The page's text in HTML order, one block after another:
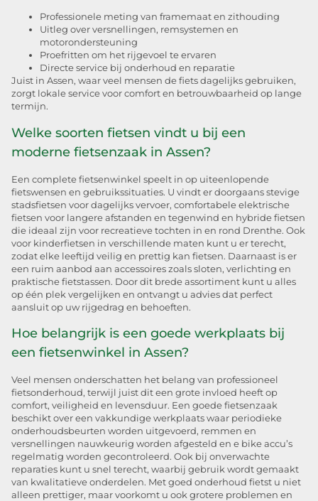
Professionele meting van framemaat en zithouding
Uitleg over versnellingen, remsystemen en
motorondersteuning
Proefritten om het rijgevoel te ervaren
Directe service bij onderhoud en reparatie
Juist in Assen, waar veel mensen de fiets dagelijks gebruiken,
zorgt lokale service voor comfort en betrouwbaarheid op lange
termijn.
Welke soorten fietsen vindt u bij een
moderne fietsenzaak in Assen?
Een complete fietsenwinkel speelt in op uiteenlopende
fietswensen en gebruikssituaties. U vindt er doorgaans stevige
stadsfietsen voor dagelijks vervoer, comfortabele elektrische
fietsen voor langere afstanden en tegenwind en hybride fietsen
die ideaal zijn voor recreatieve tochten in en rond Drenthe. Ook
voor kinderfietsen in verschillende maten kunt u er terecht,
zodat elke leeftijd veilig en prettig kan fietsen. Daarnaast is er
een ruim aanbod aan accessoires zoals sloten, verlichting en
praktische fietstassen. Door dit brede assortiment kunt u alles
op één plek vergelijken en ontvangt u advies dat perfect
aansluit op uw rijgedrag en behoeften.
Hoe belangrijk is een goede werkplaats bij
een fietsenwinkel in Assen?
Veel mensen onderschatten het belang van professioneel
fietsonderhoud, terwijl juist dit een grote invloed heeft op
comfort, veiligheid en levensduur. Een goede fietsenzaak
beschikt over een vakkundige werkplaats waar periodieke
onderhoudsbeurten worden uitgevoerd, remmen en
versnellingen nauwkeurig worden afgesteld en e bike accu’s
regelmatig worden gecontroleerd. Ook bij onverwachte
reparaties kunt u snel terecht, waarbij gebruik wordt gemaakt
van kwalitatieve onderdelen. Met goed onderhoud fietst u niet
alleen prettiger, maar voorkomt u ook grotere problemen en